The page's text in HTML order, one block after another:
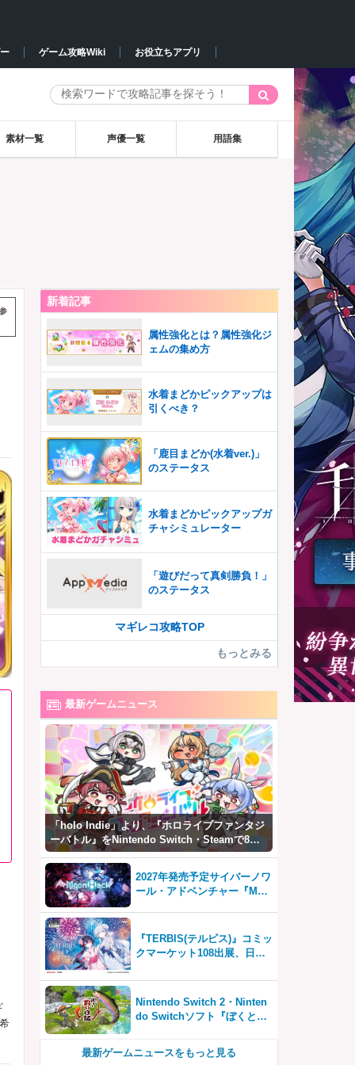
ゲーム攻略Wiki お役立ちアプリ
素材一覧 声優一覧 用語集
新着記事
属性強化とは？属性強化ジ
ェムの集め方
水着まどかピックアップは
引くべき？
「鹿目まどか(水着ver.)」
のステータス
水着まどかピックアップガ
チャシミュレーター
「遊びだって真剣勝負！」
のステータス
マギレコ攻略TOP
もっとみる
最新ゲームニュース
「holo Indie」より、『ホロライブファンタジ
ーバトル』をNintendo Switch・Steamで8月7
日発売！
2027年発売予定サイバーノワ
ール・アドベンチャー『Moo
『TERBIS(テルビス)』コミッ
クマーケット108出展、日本
化
Nintendo Switch 2・Ninten
do Switchソフト『ぼくと釣
を含む新PV4本を一挙公開！
最新ゲームニュースをもっと見る